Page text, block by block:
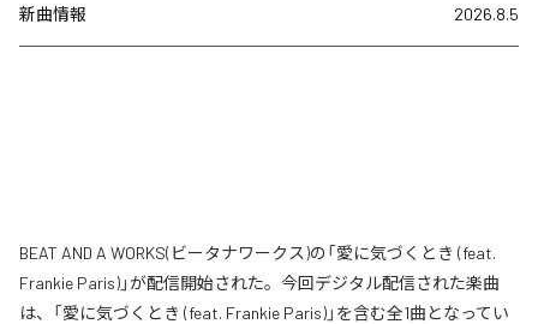
新曲情報 2026.8.5
BEAT AND A WORKS(ビータナワークス)の「愛に気づくとき (feat.
Frankie Paris)」が配信開始された。今回デジタル配信された楽曲
は、「愛に気づくとき (feat. Frankie Paris)」を含む全1曲となってい